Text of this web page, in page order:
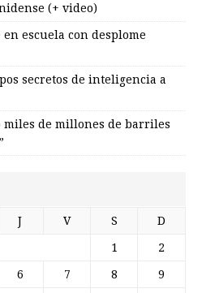
(+ video)
escuela con desplome
secretos de inteligencia a
miles de millones de barriles
J V S D
1 2
6 7 8 9